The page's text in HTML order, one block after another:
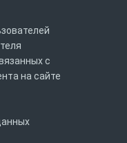
с
на сайте